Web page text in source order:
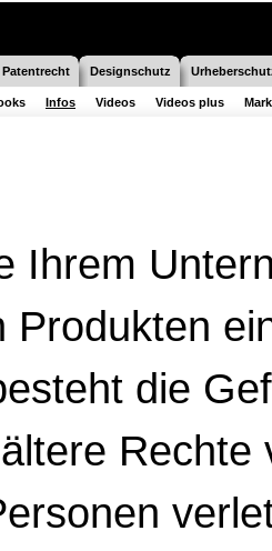
Patentrecht Designschutz
Infos Videos Videos plus
Ihrem
Produkten
die
Rechte